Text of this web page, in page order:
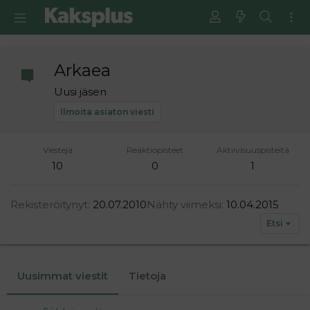
Ilmoita asiaton viesti
Arkaea
Uusi jäsen
Viestejä
10
Reaktiopisteet
0
Aktiivisuuspisteitä
1
Rekisteröitynyt 20.07.2010Nähty viimeksi 10.04.2015
Etsi
Uusimmat viestit Tietoja